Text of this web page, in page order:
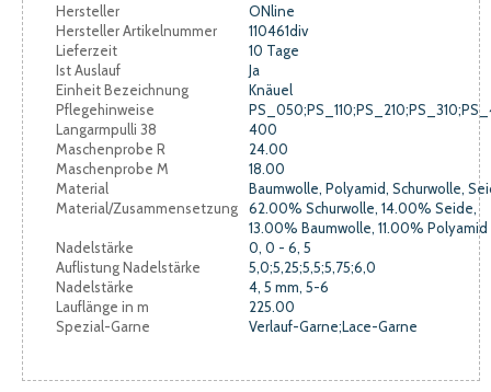
Hersteller
ONline
Hersteller Artikelnummer
110461div
Lieferzeit
10 Tage
Ist Auslauf
Ja
Einheit Bezeichnung
Knäuel
Pflegehinweise
Langarmpulli 38
400
Maschenprobe R
24.00
Maschenprobe M
18.00
Material
Baumwolle, Polyamid, Schurwolle,
Material/Zusammensetzung
62.00% Schurwolle, 14.00% Seide,
13.00% Baumwolle, 11.00% Polyamid
Nadelstärke
0, 0 - 6, 5
Auflistung Nadelstärke
5,0;5,25;5,5;5,75;6,0
Nadelstärke
4, 5 mm, 5-6
Lauflänge in m
225.00
Spezial-Garne
Verlauf-Garne;Lace-Garne